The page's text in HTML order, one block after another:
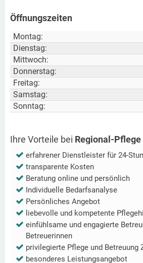
Öffnungszeiten
Montag:
Dienstag:
Mittwoch:
Donnerstag:
Freitag:
Samstag:
Sonntag:
Ihre Vorteile bei Regional-Pflege
erfahrener Dienstleister für 24-
transparente Kosten
Beratung online und persönlich
Individuelle Bedarfsanalyse
Persönliches Angebot
liebevolle und kompetente
einfühlsame und engagierte
Betreuerinnen
privilegierte Pflege und Betreuung
besonderes Leistungsangebot